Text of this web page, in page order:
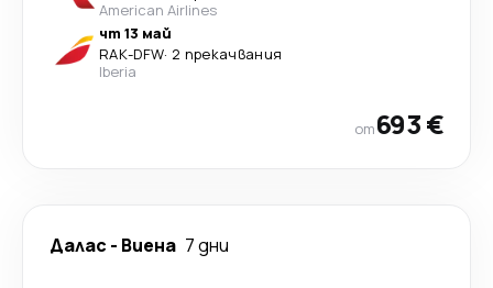
American Airlines
чт 13 май
RAK-DFW· 2 прекачвания
Iberia
от693 €
Далас - Виена 7 дни